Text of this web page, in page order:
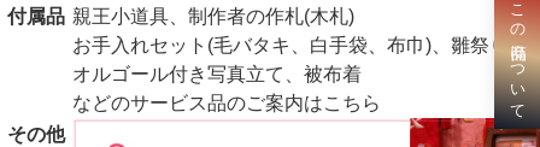
付属品 親王小道具、制作者の作札(木札)
その他
お手入れセット(毛バタキ、白手袋、布巾)、雛祭りの
オルゴール付き写真立て、被布着
などのサービス品のご案内はこちら